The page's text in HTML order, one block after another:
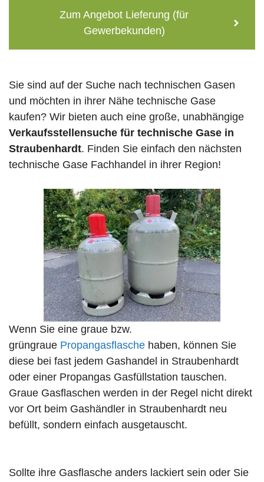
Zum Angebot Lieferung (für
Gewerbekunden)
Sie sind auf der Suche nach technischen Gasen
und möchten in ihrer Nähe technische Gase
kaufen? Wir bieten auch eine große, unabhängige
Verkaufsstellensuche für technische Gase in
Straubenhardt. Finden Sie einfach den nächsten
technische Gase Fachhandel in ihrer Region!
Wenn Sie eine graue bzw.
grüngraue Propangasflasche haben, können Sie
diese bei fast jedem Gashandel in Straubenhardt
oder einer Propangas Gasfüllstation tauschen.
Graue Gasflaschen werden in der Regel nicht direkt
vor Ort beim Gashändler in Straubenhardt neu
befüllt, sondern einfach ausgetauscht.
Sollte ihre Gasflasche anders lackiert sein oder Sie